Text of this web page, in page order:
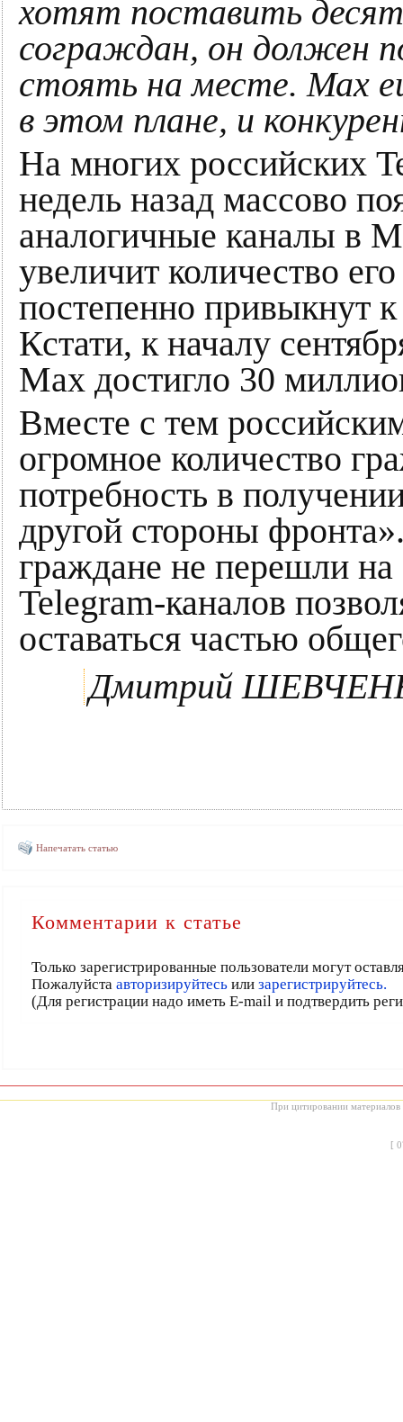
хотят поставить
сограждан, он должен
стоять на месте. Мах
в этом плане, и
На многих российских
недель назад массово
аналогичные каналы в
увеличит количество
постепенно привыкнут
Кстати, к началу
Мах достигло 30
Вместе с тем
огромное количество
потребность в
другой стороны
граждане не перешли
Telegram-каналов
оставаться частью
Дмитрий
Напечатать статью
Комментарии к статье
Только зарегистрированные пользователи могут
Пожалуйста авторизируйтесьили зарегистрируйтесь.
(Для регистрации надо иметь E-mail и подтвердить
При цитировании материалов
[